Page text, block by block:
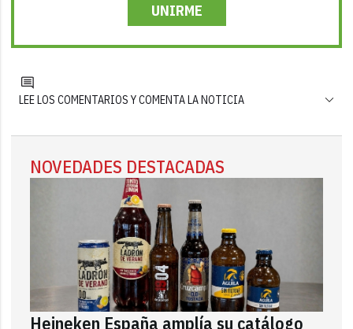
UNIRME
LEE LOS COMENTARIOS Y COMENTA LA NOTICIA
NOVEDADES DESTACADAS
Heineken España amplía su catálogo